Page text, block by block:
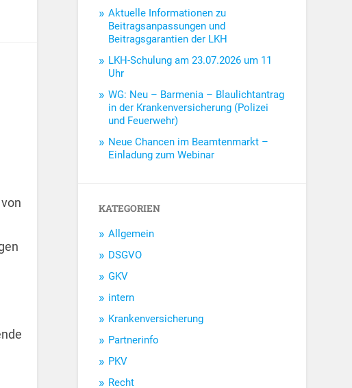
Aktuelle Informationen zu
Beitragsanpassungen und
Beitragsgarantien der LKH
LKH-Schulung am 23.07.2026 um 11
Uhr
WG: Neu – Barmenia – Blaulichtantrag
in der Krankenversicherung (Polizei
und Feuerwehr)
Neue Chancen im Beamtenmarkt –
Einladung zum Webinar
KATEGORIEN
Allgemein
DSGVO
GKV
intern
Krankenversicherung
Partnerinfo
PKV
Recht